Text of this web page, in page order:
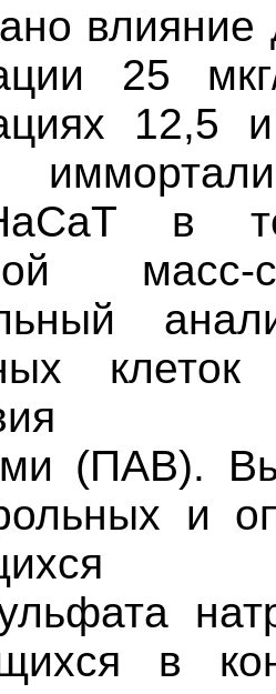
влияние
25
12,5
в
масс-
(ПАВ).
и
в